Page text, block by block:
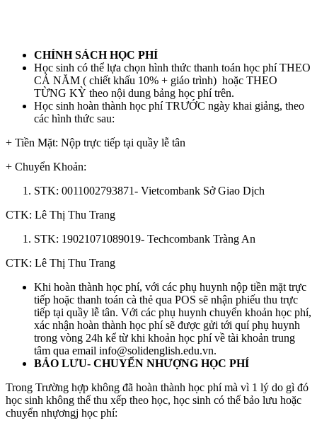
CHÍNH SÁCH HỌC PHÍ
Học sinh có thể lựa chọn hình thức thanh toán học phí THEO
CẢ NĂM ( chiết khấu 10% + giáo trình) hoặc THEO
TỪNG KỲ theo nội dung bảng học phí trên.
Học sinh hoàn thành học phí TRƯỚC ngày khai giảng, theo
các hình thức sau:
+ Tiền Mặt: Nộp trực tiếp tại quầy lễ tân
+ Chuyển Khoản:
STK: 0011002793871- Vietcombank Sở Giao Dịch
CTK: Lê Thị Thu Trang
STK: 19021071089019- Techcombank Tràng An
CTK: Lê Thị Thu Trang
Khi hoàn thành học phí, với các phụ huynh nộp tiền mặt trực
tiếp hoặc thanh toán cà thẻ qua POS sẽ nhận phiếu thu trực
tiếp tại quầy lễ tân. Với các phụ huynh chuyển khoản học phí,
xác nhận hoàn thành học phí sẽ được gửi tới quí phụ huynh
trong vòng 24h kể từ khi khoản học phí về tài khoản trung
tâm qua email info@solidenglish.edu.vn.
BẢO LƯU- CHUYỂN NHƯỢNG HỌC PHÍ
Trong Trường hợp không đã hoàn thành học phí mà vì 1 lý do gì đó
học sinh không thể thu xếp theo học, học sinh có thể bảo lưu hoặc
chuyển nhựơngj học phí: